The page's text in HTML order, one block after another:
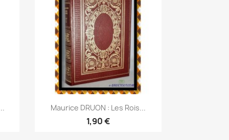
Aperçu rapide
Maurice DRUON : Les Rois...
1,90 €